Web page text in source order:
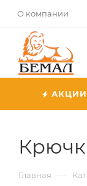
О компании
АКЦИИ
Главная —